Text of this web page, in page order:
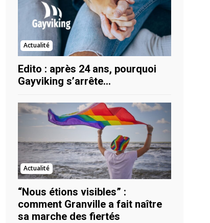
Actualité
Edito : après 24 ans, pourquoi
Gayviking s’arrête…
Actualité
“Nous étions visibles” :
comment Granville a fait naître
sa marche des fiertés